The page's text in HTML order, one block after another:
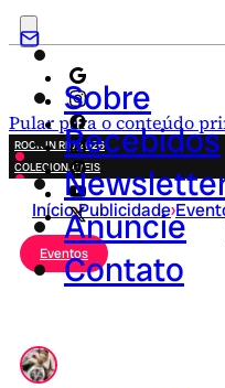
Pular para o conteúdo
Sobre
Recebidos
Anuncie
Contato
ROCK IN RIO 2026
COLECIONÁVEIS
FESTA JUNINA
NOVIDADES
CAMPANHAS CRIATIVAS
Início›Publicidade›
Eventos